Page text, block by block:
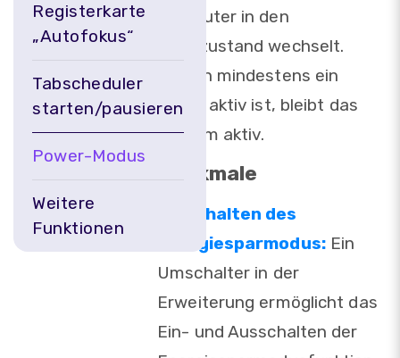
Registerkarte
„Autofokus“
Tabscheduler
starten/pausieren
Power-Modus
Weitere
Funktionen
Computer in den
Ruhezustand wechselt.
Sofern mindestens ein
Alarm aktiv ist, bleibt das
System aktiv.
Merkmale
Umschalten des
Energiesparmodus:Ein
Umschalter in der
Erweiterung ermöglicht das
Ein- und Ausschalten der